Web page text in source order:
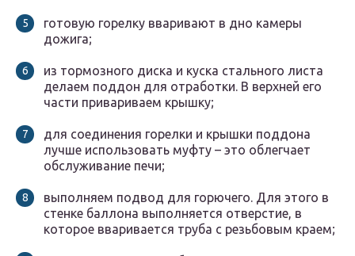
готовую горелку вваривают в дно камеры
дожига;
из тормозного диска и куска стального листа
делаем поддон для отработки. В верхней его
части привариваем крышку;
для соединения горелки и крышки поддона
лучше использовать муфту – это облегчает
обслуживание печи;
выполняем подвод для горючего. Для этого в
стенке баллона выполняется отверстие, в
которое вваривается труба с резьбовым краем;